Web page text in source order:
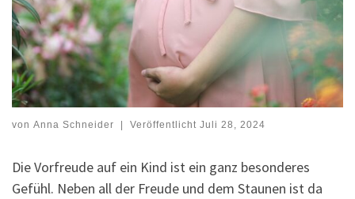
von Anna Schneider | Veröffentlicht Juli 28, 2024
Die Vorfreude auf ein Kind ist ein ganz besonderes
Gefühl. Neben all der Freude und dem Staunen ist da